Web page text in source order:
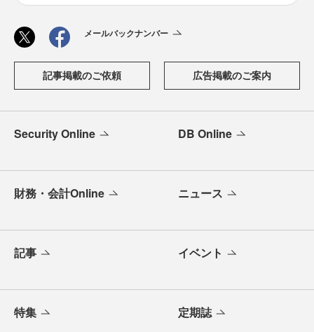
メールバックナンバー
記事掲載のご依頼 広告掲載のご案内
Security Online DB Online
財務・会計Online ニュース
記事 イベント
特集 定期誌